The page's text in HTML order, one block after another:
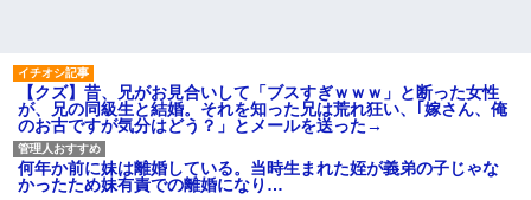
【クズ】昔、兄がお見合いして「ブスすぎｗｗｗ」と断った女性
が、兄の同級生と結婚。それを知った兄は荒れ狂い、｢嫁さん、俺
のお古ですが気分はどう？」とメールを送った→
何年か前に妹は離婚している。当時生まれた姪が義弟の子じゃな
かったため妹有責での離婚になり…